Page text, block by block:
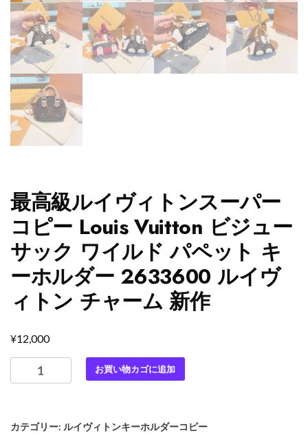
最高級ルイヴィトンスーパー
コピー Louis Vuitton ビジュー
サック ワイルド パペット キ
ーホルダー 2633600 ルイヴ
ィトン チャーム 新作
¥12,000
高
イ
お買い物カゴに追加
カテゴリー: ルイヴィトンキーホルダーコピー